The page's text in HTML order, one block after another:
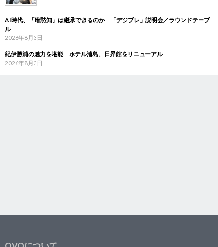
AI時代、「暗黙知」は継承できるのか 「デジブレ」説明会／ラウンドテーブ
ル
2026年8月3日
紀伊勝浦の魅力を堪能 ホテル浦島、日昇館をリニューアル
2026年8月3日